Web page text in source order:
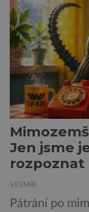
Jen jsme
rozpoznat
VESMÍR
Pátrání po